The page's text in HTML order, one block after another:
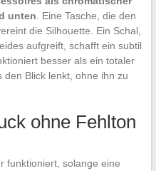
unten . Eine Tasche, die den
die Silhouette. Ein Schal,
aufgreift, schafft ein subtil
besser als ein totaler
Blick lenkt, ohne ihn zu
ohne Fehlton
funktioniert, solange eine